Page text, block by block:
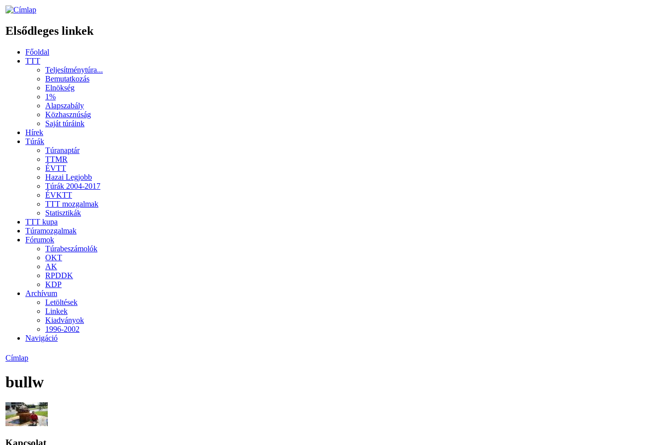
Elsődleges linkek
Főoldal
TTT
Teljesítménytúra...
Bemutatkozás
Elnökség
1%
Alapszabály
Közhasznúság
Saját túráink
Hírek
Túrák
Túranaptár
TTMR
ÉVTT
Hazai Legjobb
Túrák 2004-2017
ÉVKTT
TTT mozgalmak
Statisztikák
TTT kupa
Túramozgalmak
Fórumok
Túrabeszámolók
OKT
AK
RPDDK
KDP
Archívum
Letöltések
Linkek
Kiadványok
1996-2002
Navigáció
Címlap
bullw
Kapcsolat